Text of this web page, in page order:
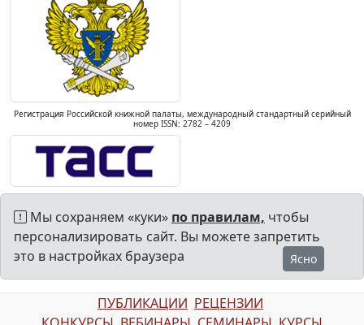
Регистрация Российской книжной палаты, международный стандартный серийный
номер ISSN: 2782 – 4209
Мы сохраняем «куки» по правилам, чтобы
персонализировать сайт. Вы можете запретить
это в настройках браузера
Ясно
ПУБЛИКАЦИИ РЕЦЕНЗИИ